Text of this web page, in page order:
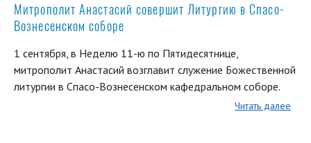
Митрополит Анастасий совершит Литургию в Спасо-
Вознесенском соборе
1 сентября, в Неделю 11-ю по Пятидесятнице,
митрополит Анастасий возглавит служение Божественной
литургии в Спасо-Вознесенском кафедральном соборе.
Читать далее